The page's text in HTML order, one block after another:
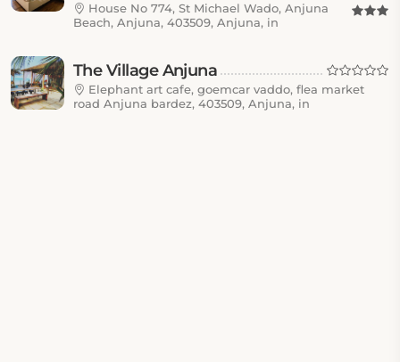
House No 774, St Michael Wado, Anjuna
Beach, Anjuna, 403509, Anjuna, in
The Village Anjuna
Elephant art cafe, goemcar vaddo, flea market
road Anjuna bardez, 403509, Anjuna, in